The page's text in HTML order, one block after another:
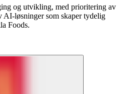
og utvikling, med prioritering av
løsninger som skaper tydelig
Foods.